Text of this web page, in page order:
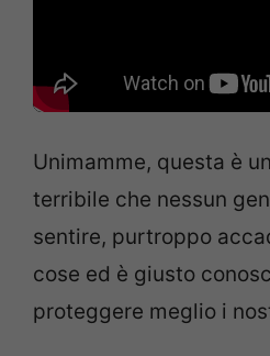
Unimamme, questa è
terribile che nessun
sentire, purtroppo
cose ed è giusto
proteggere meglio i